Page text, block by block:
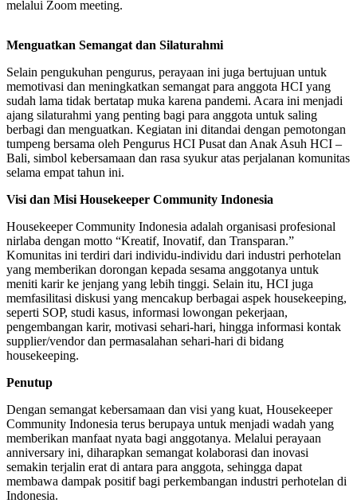
melalui Zoom meeting.
Menguatkan Semangat dan Silaturahmi
Selain pengukuhan pengurus, perayaan ini juga bertujuan untuk
memotivasi dan meningkatkan semangat para anggota HCI yang
sudah lama tidak bertatap muka karena pandemi. Acara ini menjadi
ajang silaturahmi yang penting bagi para anggota untuk saling
berbagi dan menguatkan. Kegiatan ini ditandai dengan pemotongan
tumpeng bersama oleh Pengurus HCI Pusat dan Anak Asuh HCI –
Bali, simbol kebersamaan dan rasa syukur atas perjalanan komunitas
selama empat tahun ini.
Visi dan Misi Housekeeper Community Indonesia
Housekeeper Community Indonesia adalah organisasi profesional
nirlaba dengan motto “Kreatif, Inovatif, dan Transparan.”
Komunitas ini terdiri dari individu-individu dari industri perhotelan
yang memberikan dorongan kepada sesama anggotanya untuk
meniti karir ke jenjang yang lebih tinggi. Selain itu, HCI juga
memfasilitasi diskusi yang mencakup berbagai aspek housekeeping,
seperti SOP, studi kasus, informasi lowongan pekerjaan,
pengembangan karir, motivasi sehari-hari, hingga informasi kontak
supplier/vendor dan permasalahan sehari-hari di bidang
housekeeping.
Penutup
Dengan semangat kebersamaan dan visi yang kuat, Housekeeper
Community Indonesia terus berupaya untuk menjadi wadah yang
memberikan manfaat nyata bagi anggotanya. Melalui perayaan
anniversary ini, diharapkan semangat kolaborasi dan inovasi
semakin terjalin erat di antara para anggota, sehingga dapat
membawa dampak positif bagi perkembangan industri perhotelan di
Indonesia.